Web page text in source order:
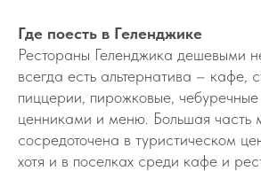
Где поесть в Геленджике
Рестораны Геленджика дешевыми
всегда есть альтернатива – кафе,
пиццерии, пирожковые,
ценниками и меню. Большая часть
сосредоточена в туристическом
хотя и в поселках среди кафе и